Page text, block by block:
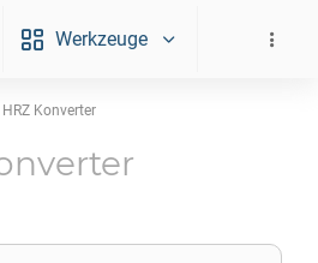
Werkzeuge
HRZ Konverter